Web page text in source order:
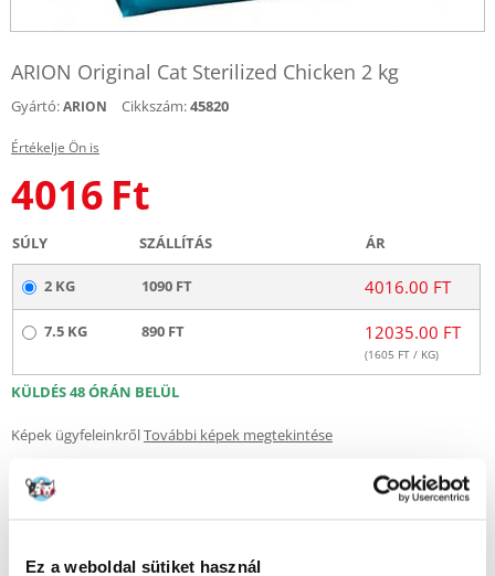
Ez a weboldal sütiket használ
ARION Original Cat Sterilized Chicken 2 kg
Gyártó:ARION Cikkszám:45820
Értékelje Ön is
4016 Ft
SÚLY SZÁLLÍTÁS ÁR
2 KG 1090 FT 4016.00 FT
7.5 KG 890 FT 12035.00 FT
(1605 FT / KG)
KÜLDÉS 48 ÓRÁN BELÜL
Képek ügyfeleinkrőlTovábbi képek megtekintése